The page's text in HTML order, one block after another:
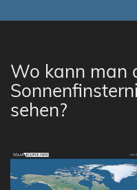
Wo kann man
sehen?